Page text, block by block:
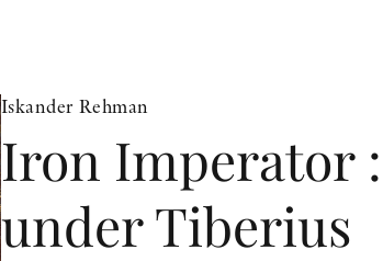
Iskander Rehman
Iron Imperator
under Tiberius